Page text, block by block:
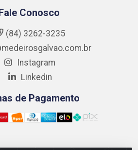
Conosco
(84) 3262-3235
Instagram
Linkedin
de Pagamento